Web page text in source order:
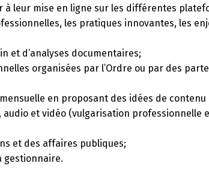
leur mise en ligne sur les différentes
les pratiques innovantes, les
et d’analyses documentaires;
organisées par l’Ordre ou par des
en proposant des idées de
et vidéo (vulgarisation professionnelle
et des affaires publiques;
gestionnaire.